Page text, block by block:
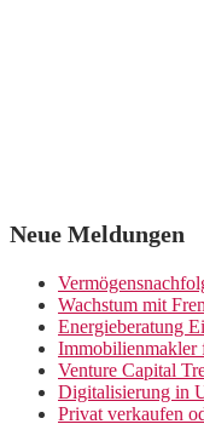
Neue Meldungen
Wachstum mit
Energieberatung
Immobilienmakler
Venture Capital
Digitalisierung in
Privat verkaufen